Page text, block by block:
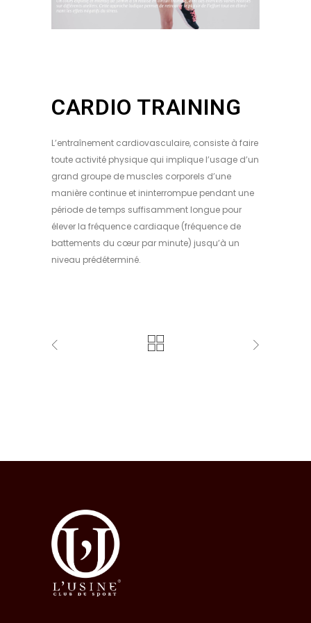
CARDIO TRAINING
L’entraînement cardiovasculaire, consiste à faire
toute activité physique qui implique l’usage d’un
grand groupe de muscles corporels d’une
manière continue et ininterrompue pendant une
période de temps suffisamment longue pour
élever la fréquence cardiaque (fréquence de
battements du cœur par minute) jusqu’à un
niveau prédéterminé.